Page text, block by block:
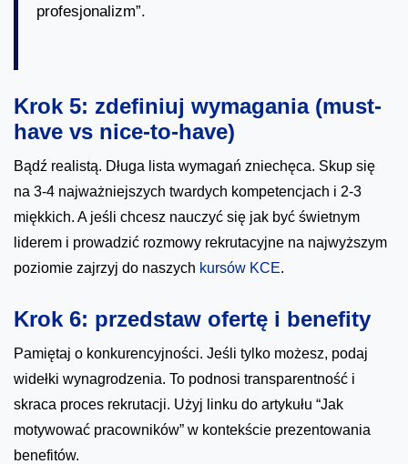
profesjonalizm”.
Krok 5: zdefiniuj wymagania (must-
have vs nice-to-have)
Bądź realistą. Długa lista wymagań zniechęca. Skup się
na 3-4 najważniejszych twardych kompetencjach i 2-3
miękkich. A jeśli chcesz nauczyć się jak być świetnym
liderem i prowadzić rozmowy rekrutacyjne na najwyższym
poziomie zajrzyj do naszych kursów KCE.
Krok 6: przedstaw ofertę i benefity
Pamiętaj o konkurencyjności. Jeśli tylko możesz, podaj
widełki wynagrodzenia. To podnosi transparentność i
skraca proces rekrutacji. Użyj linku do artykułu “Jak
motywować pracowników” w kontekście prezentowania
benefitów.